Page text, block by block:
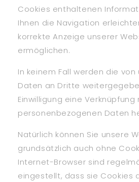
Cookies enthaltenen
Ihnen die Navigation
korrekte Anzeige unserer
ermöglichen.
In keinem Fall werden die
Daten an Dritte
Einwilligung eine Verknüpfung
personenbezogenen Daten
Natürlich können Sie unsere
grundsätzlich auch ohne
Internet-Browser sind
eingestellt, dass sie Cookies